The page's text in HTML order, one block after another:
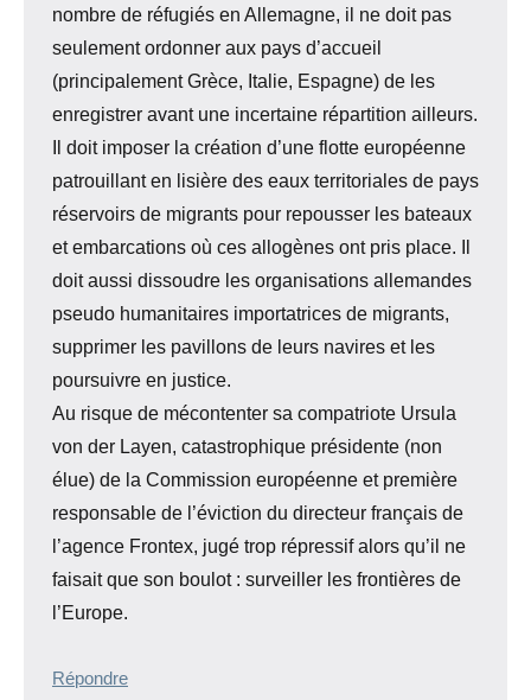
nombre de réfugiés en Allemagne, il ne doit pas
seulement ordonner aux pays d’accueil
(principalement Grèce, Italie, Espagne) de les
enregistrer avant une incertaine répartition ailleurs.
Il doit imposer la création d’une flotte européenne
patrouillant en lisière des eaux territoriales de pays
réservoirs de migrants pour repousser les bateaux
et embarcations où ces allogènes ont pris place. Il
doit aussi dissoudre les organisations allemandes
pseudo humanitaires importatrices de migrants,
supprimer les pavillons de leurs navires et les
poursuivre en justice.
Au risque de mécontenter sa compatriote Ursula
von der Layen, catastrophique présidente (non
élue) de la Commission européenne et première
responsable de l’éviction du directeur français de
l’agence Frontex, jugé trop répressif alors qu’il ne
faisait que son boulot : surveiller les frontières de
l’Europe.
Répondre